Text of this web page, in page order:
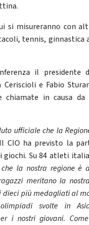
si misureranno con
tennis,
il presidente
Ceriscioli e Fabio
chiamate in causa
ufficiale che la
CIO ha previsto la
giochi. Su 84 atleti
la nostra regione
meritano la
dieci più medagliati al
olimpiadi svolte in
i nostri giovani.